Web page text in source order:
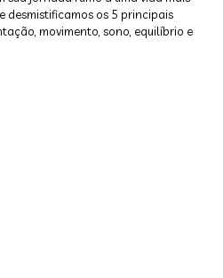
desmistificamos os 5 principais
movimento, sono, equilíbrio e